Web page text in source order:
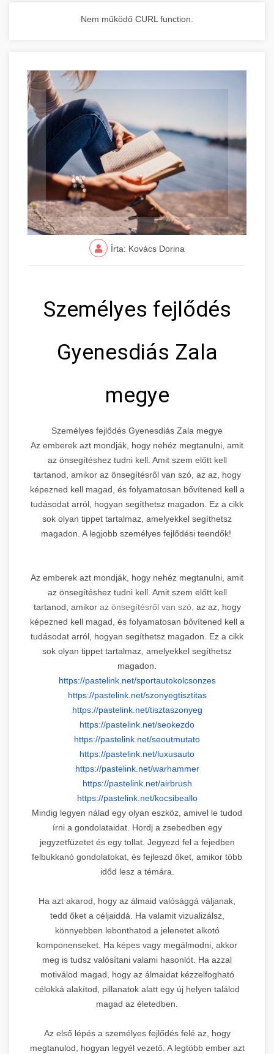
Nem működő CURL function.
Írta: Kovács Dorina
Személyes fejlődés
Gyenesdiás Zala
megye
Személyes fejlődés Gyenesdiás Zala megye
Az emberek azt mondják, hogy nehéz megtanulni, amit
az önsegítéshez tudni kell. Amit szem előtt kell
tartanod, amikor az önsegítésről van szó, az az, hogy
képezned kell magad, és folyamatosan bővítened kell a
tudásodat arról, hogyan segíthetsz magadon. Ez a cikk
sok olyan tippet tartalmaz, amelyekkel segíthetsz
magadon. A legjobb személyes fejlődési teendők!
Az emberek azt mondják, hogy nehéz megtanulni, amit
az önsegítéshez tudni kell. Amit szem előtt kell
tartanod, amikor az önsegítésről van szó, az az, hogy
képezned kell magad, és folyamatosan bővítened kell a
tudásodat arról, hogyan segíthetsz magadon. Ez a cikk
sok olyan tippet tartalmaz, amelyekkel segíthetsz
magadon.
https://pastelink.net/sportautokolcsonzes
https://pastelink.net/szonyegtisztitas
https://pastelink.net/tisztaszonyeg
https://pastelink.net/seokezdo
https://pastelink.net/seoutmutato
https://pastelink.net/luxusauto
https://pastelink.net/warhammer
https://pastelink.net/airbrush
https://pastelink.net/kocsibeallo
Mindig legyen nálad egy olyan eszköz, amivel le tudod
írni a gondolataidat. Hordj a zsebedben egy
jegyzetfüzetet és egy tollat. Jegyezd fel a fejedben
felbukkanó gondolatokat, és fejleszd őket, amikor több
időd lesz a témára.
Ha azt akarod, hogy az álmaid valósággá váljanak,
tedd őket a céljaiddá. Ha valamit vizualizálsz,
könnyebben lebonthatod a jelenetet alkotó
komponenseket. Ha képes vagy megálmodni, akkor
meg is tudsz valósítani valami hasonlót. Ha azzal
motiválod magad, hogy az álmaidat kézzelfogható
célokká alakítod, pillanatok alatt egy új helyen találod
magad az életedben.
Az első lépés a személyes fejlődés felé az, hogy
megtanulod, hogyan legyél vezető. A legtöbb ember azt